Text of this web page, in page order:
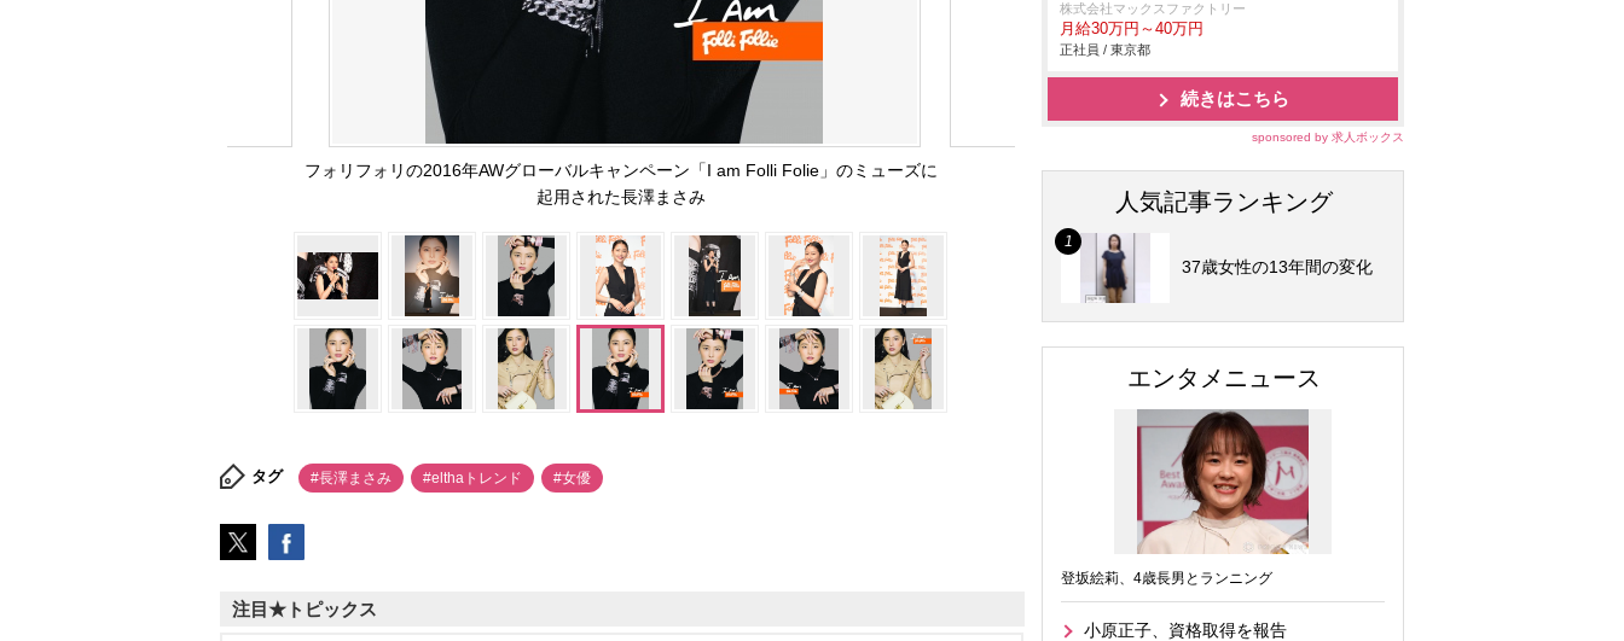
フォリフォリの2016年AWグローバルキャンペーン「I am Folli Folie」のミューズに
起用された長澤まさみ
タグ #長澤まさみ #elthaトレンド #女優
注目★トピックス
株式会社マックスファクトリー
月給30万円～40万円
正社員 / 東京都
続きはこちら
sponsored by 求人ボックス
人気記事ランキング
37歳女性の13年間の変化
エンタメニュース
登坂絵莉、4歳長男とランニング
小原正子、資格取得を報告